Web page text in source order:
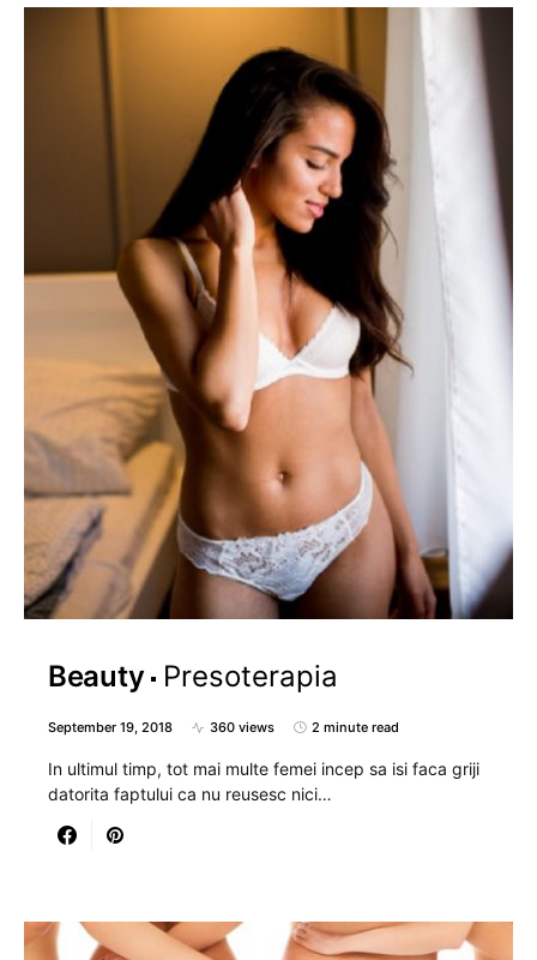
Beauty Presoterapia
September 19, 2018 360 views 2 minute read
In ultimul timp, tot mai multe femei incep sa isi faca griji
datorita faptului ca nu reusesc nici…